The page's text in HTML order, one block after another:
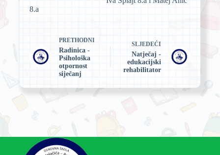
8.a
PRETHODNI
Radinica -
Psihološka
otpornost
siječanj
SLJEDEĆI
Natječaj -
edukacijski
rehabilitator